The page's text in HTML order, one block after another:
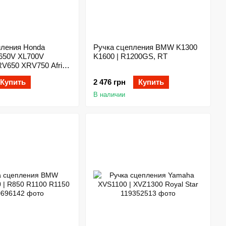
Нonda
XL700V
XRV750 Afrika
Купить
Ручка сцепления BMW K1300
K1600 | R1200GS, RT
2 476 грн Купить
В наличии